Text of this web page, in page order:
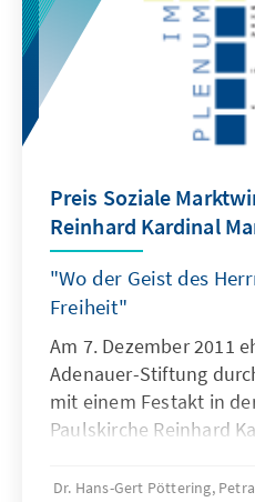
Preis Soziale
Reinhard Kardinal
"Wo der Geist des
Freiheit"
Am 7. Dezember 2011
Adenauer-Stiftung
mit einem Festakt in
Paulskirche Reinhard
Begrüßung durch den
Dr. Hans-Gert Pöttering,